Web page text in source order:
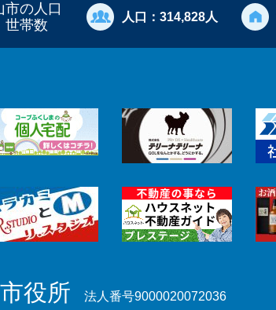
市の人口
世帯数
人口： 314,828人
役所 法人番号9000020072036